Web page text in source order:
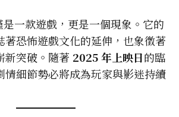
是一款遊戲，更是一個現象。它的
著恐怖遊戲文化的延伸，也象徵著
新突破。隨著 2025 年上映日的臨
情細節勢必將成為玩家與影迷持續